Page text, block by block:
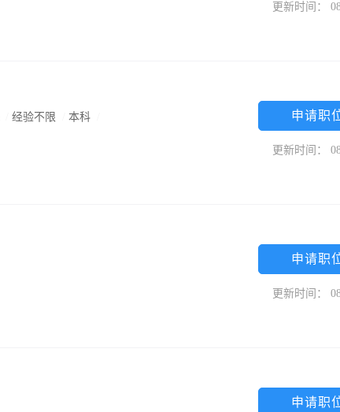
更新时间：
经验不限 本科 申请职
更新时间：
申请职
更新时间：
申请职